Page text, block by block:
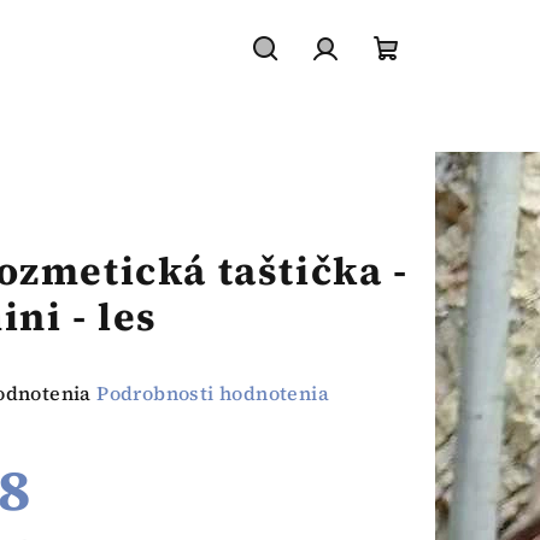
košík
taštička -
- les
Podrobnosti hodnotenia